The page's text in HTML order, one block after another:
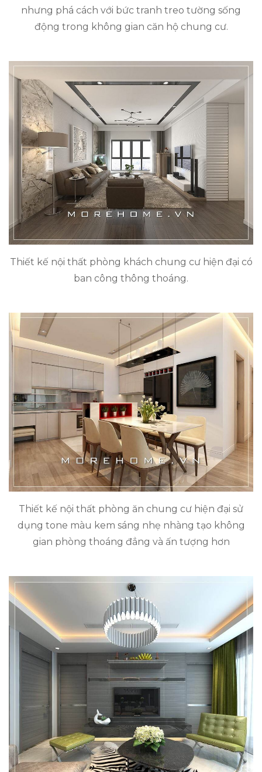
nhưng phá cách với bức tranh treo tường sống
động trong không gian căn hộ chung cư.
Thiết kế nội thất phòng khách chung cư hiện đại có
ban công thông thoáng.
Thiết kế nội thất phòng ăn chung cư hiện đại sử
dụng tone màu kem sáng nhẹ nhàng tạo không
gian phòng thoáng đẳng và ấn tượng hơn